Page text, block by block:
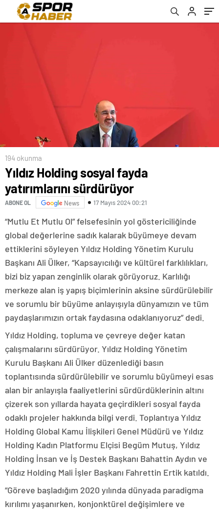
194 okunma
Yıldız Holding sosyal fayda
yatırımlarını sürdürüyor
ABONE OL News 17 Mayıs 2024 00:21
“Mutlu Et Mutlu Ol” felsefesinin yol göstericiliğinde
global değerlerine sadık kalarak büyümeye devam
ettiklerini söyleyen Yıldız Holding Yönetim Kurulu
Başkanı Ali Ülker, “Kapsayıcılığı ve kültürel farklılıkları,
bizi biz yapan zenginlik olarak görüyoruz. Karlılığı
merkeze alan iş yapış biçimlerinin aksine sürdürülebilir
ve sorumlu bir büyüme anlayışıyla dünyamızın ve tüm
paydaşlarımızın ortak faydasına odaklanıyoruz” dedi.
Yıldız Holding, topluma ve çevreye değer katan
çalışmalarını sürdürüyor. Yıldız Holding Yönetim
Kurulu Başkanı Ali Ülker düzenlediği basın
toplantısında sürdürülebilir ve sorumlu büyümeyi esas
alan bir anlayışla faaliyetlerini sürdürdüklerinin altını
çizerek son yıllarda hayata geçirdikleri sosyal fayda
odaklı projeler hakkında bilgi verdi. Toplantıya Yıldız
Holding Global Kamu İlişkileri Genel Müdürü ve Yıldız
Holding Kadın Platformu Elçisi Begüm Mutuş, Yıldız
Holding İnsan ve İş Destek Başkanı Bahattin Aydın ve
Yıldız Holding Mali İşler Başkanı Fahrettin Ertik katıldı.
“Göreve başladığım 2020 yılında dünyada paradigma
kırılımı yaşanırken, konjonktürel değişimlere ve